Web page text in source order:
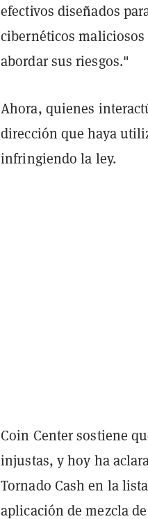
efectivos diseñados
cibernéticos
abordar sus riesgos."
Ahora, quienes
dirección que haya
infringiendo la ley.
Coin Center sostiene
injustas, y hoy ha
Tornado Cash en la
aplicación de mezcla